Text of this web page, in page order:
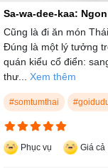
Sa-wa-dee-kaa:
Cũng là đi ăn món
Đúng là một lý tưởng
quán kiểu cổ điển:
thư... Xem thêm
#somtumthai
Phục vụ Giá cả